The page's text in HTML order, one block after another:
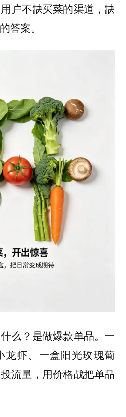
用户不缺买菜的渠道，缺
答案。
么？是做爆款单品。一
龙虾、一盒阳光玫瑰葡
流量，用价格战把单品